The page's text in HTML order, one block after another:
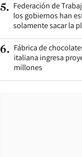
5. Federación de
los gobiernos han
solamente sacar la
6. Fábrica de
italiana ingresa
millones